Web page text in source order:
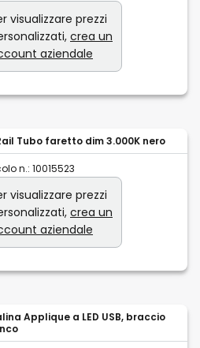
visualizzare prezzi
crea un
aziendale
Tubo faretto dim 3.000K nero
n.: 10015523
visualizzare prezzi
crea un
aziendale
Applique a LED USB, braccio